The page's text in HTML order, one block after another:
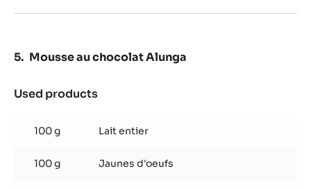
Mousse au chocolat Alunga
Used products
au
chocolat
100 g Lait entier
100 g Jaunes d'oeufs